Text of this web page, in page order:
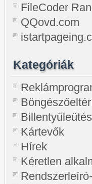
FileCoder
QQovd.com
Kategóriák
Kártevők
Hírek
Kéretlen